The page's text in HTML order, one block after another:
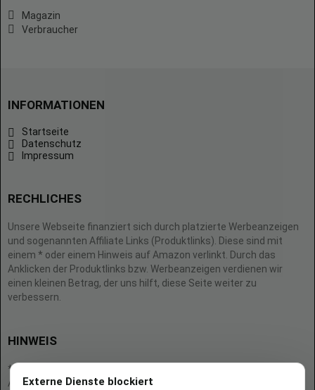
Magazin
Verbraucher
INFORMATIONEN
Startseite
Datenschutz
Impressum
RECHLICHES
Unsere Webseite finanziert sich durch platzierte Werbeanzeigen
und sogenannten Affiliate Links (Produktlinks). Diese sind mit
einem * oder einem Hinweis auf Amazon verlinkt. Durch das
Anklicken der Produktlinks bzw. Werbeanzeigen verdienen wir
einen kleinen Betrag, der uns hilft, diese Seite weiter zu
verbessern.
HINWEIS
* = Afilliate-Link (=Werbung)
Als Amazon-Partner verdient der Seitenbetreiber an qualifizierten
Externe Dienste blockiert